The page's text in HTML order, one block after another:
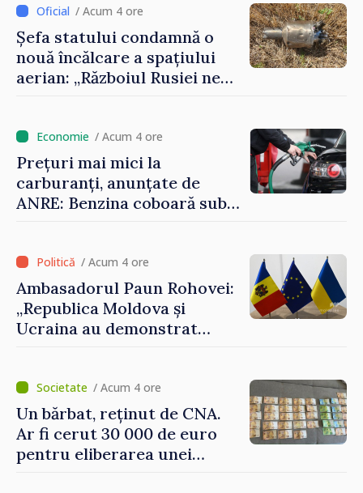
/ Acum 4 ore
Șefa statului condamnă o
nouă încălcare a spațiului
aerian: „Războiul Rusiei ne
/ Acum 4 ore
Prețuri mai mici la
carburanți, anunțate de
ANRE: Benzina coboară sub
/ Acum 4 ore
Ambasadorul Paun Rohovei:
„Republica Moldova și
Ucraina au demonstrat
europeană”/ Acum 4 ore
Un bărbat, reținut de CNA.
Ar fi cerut 30 000 de euro
pentru eliberarea unei